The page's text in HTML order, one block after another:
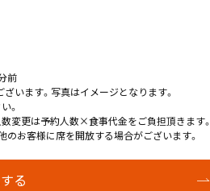
前
います。写真はイメージとなります。
。
変更は予約人数×食事代金をご負担頂きます。
お客様に席を開放する場合がございます。
る